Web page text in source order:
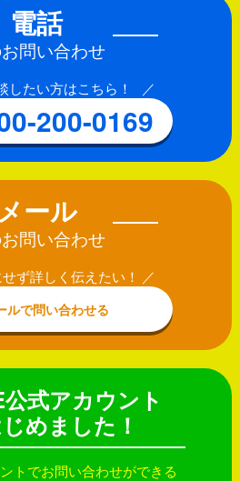
電話
問い合わせ
したい方はこちら！
200-0169
ール
問い合わせ
ず詳しく伝えたい！
ルで問い合わせる
式アカウント
めました！
トでお問い合わせができる